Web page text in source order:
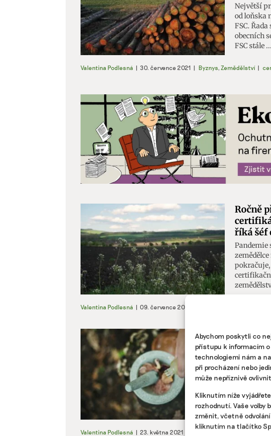
Abychom poskytli co
přístupu k informacím
technologiemi nám a
při procházení nebo
může nepříznivě
Kliknutím níže
rozhodnutí. Vaše volby
změnit, včetně
kliknutím na tlačítko
Největší
od loňska
FSC.
obecních
FSC stále ...
Valentina Podlesná | 30. července 2021 | Byznys, Zemědělství |
Ročně
říká šéf
Pandemie
pokračuje,
Valentina Podlesná | 09. července 2021
Na trhu
zvláště v
svoje
šetrnou ...
Valentina Podlesná | 23. května 2021